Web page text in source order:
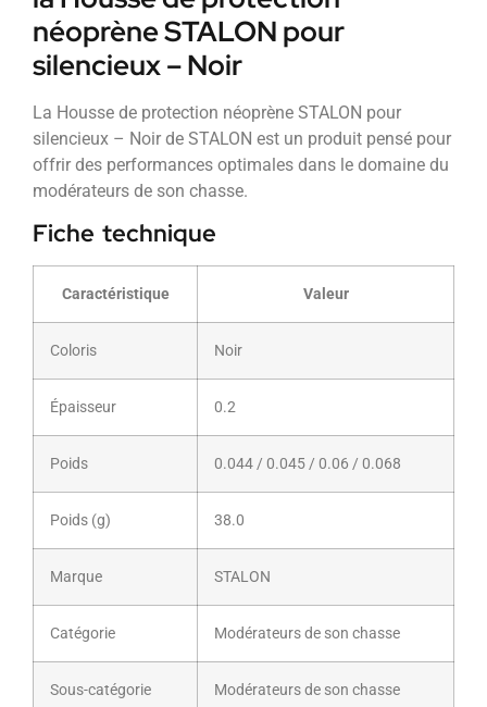
néoprène STALON pour
silencieux – Noir
La Housse de protection néoprène STALON pour
silencieux – Noir de STALON est un produit pensé pour
offrir des performances optimales dans le domaine du
modérateurs de son chasse.
Fiche technique
Caractéristique Valeur
Coloris Noir
Épaisseur 0.2
Poids 0.044 / 0.045 / 0.06 / 0.068
Poids (g) 38.0
Marque STALON
Catégorie Modérateurs de son chasse
Sous-catégorie Modérateurs de son chasse